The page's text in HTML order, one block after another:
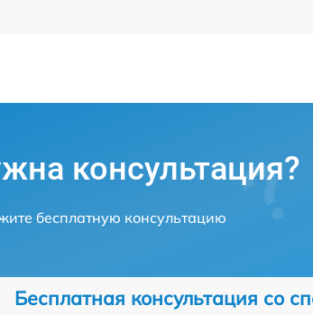
консультация?
бесплатную консультацию
Бесплатная консультация со